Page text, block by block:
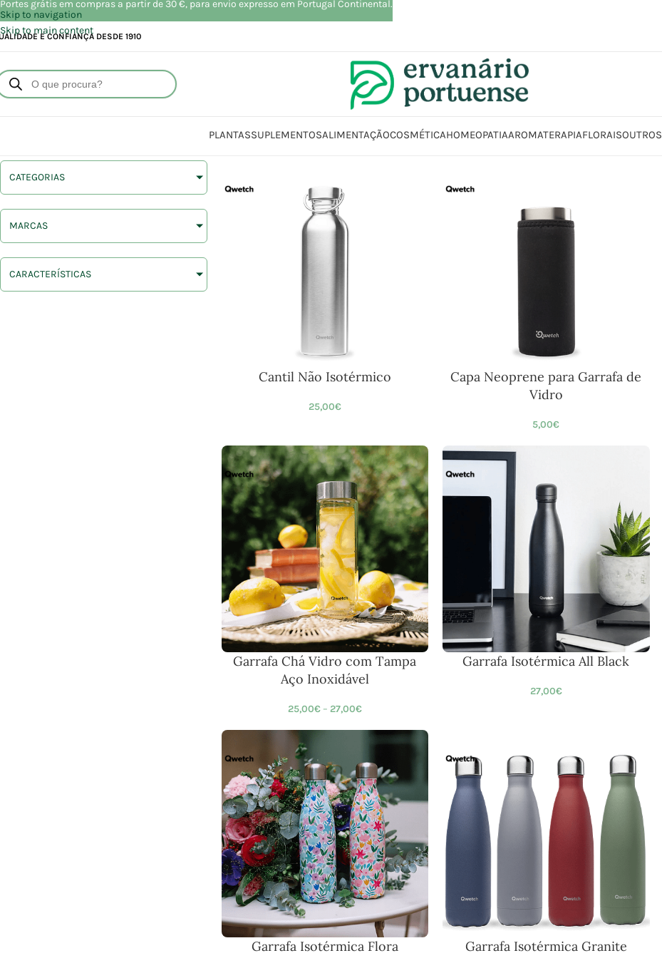
Skip to navigation
Skip to main content
E CONFIANÇA DESDE 1910
PLANTASSUPLEMENTOSALIMENTAÇÃOCOSMÉTICAHOMEOPATIAAROMATERAPIAFLORAISOUTROS
CATEGORIAS
MARCAS
CARACTERÍSTICAS
Cantil Não Isotérmico
25,00€
Capa Neoprene para Garrafa de
Vidro
5,00€
Garrafa Chá Vidro com Tampa
Aço Inoxidável
25,00€ – 27,00€
Garrafa Isotérmica All Black
27,00€
Garrafa Isotérmica Flora Garrafa Isotérmica Granite
Portes grátis em compras a partir de 30 €, para envio expresso em Portugal Continental.